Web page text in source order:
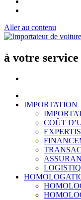
Aller au contenu
à votre service
IMPORTATION
COÛT